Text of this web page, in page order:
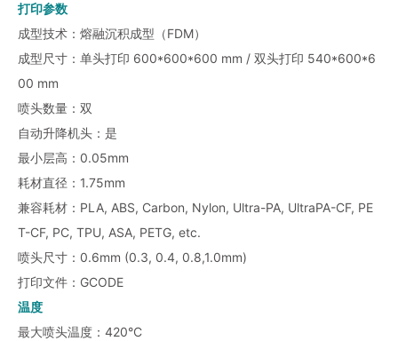
打印参数
成型技术：熔融沉积成型（FDM）
成型尺寸：单头打印 600*600*600 mm / 双头打印 540*600*6
00 mm
喷头数量：双
自动升降机头：是
最小层高：0.05mm
耗材直径：1.75mm
兼容耗材：PLA, ABS, Carbon, Nylon, Ultra-PA, UltraPA-CF, PE
T-CF, PC, TPU, ASA, PETG, etc.
喷头尺寸：0.6mm (0.3, 0.4, 0.8,1.0mm)
打印文件：GCODE
温度
最大喷头温度：420°C